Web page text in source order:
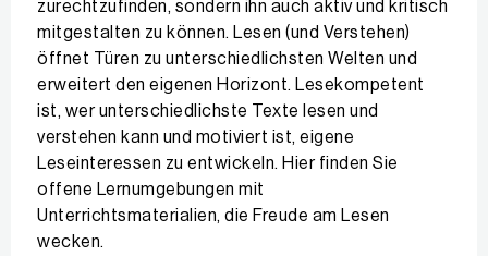
zurechtzufinden, sondern ihn auch aktiv und kritisch
mitgestalten zu können. Lesen (und Verstehen)
öffnet Türen zu unterschiedlichsten Welten und
erweitert den eigenen Horizont. Lesekompetent
ist, wer unterschiedlichste Texte lesen und
verstehen kann und motiviert ist, eigene
Leseinteressen zu entwickeln. Hier finden Sie
offene Lernumgebungen mit
Unterrichtsmaterialien, die Freude am Lesen
wecken.